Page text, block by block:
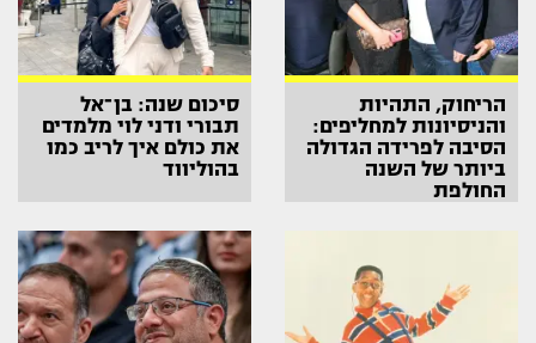
הריחוק, התהיות
והניסיונות למחליפים:
הסיבה לפרידה הגדולה
ביותר של השנה
החולפת
סיכום שנה: בן־אל
תבורי ודני לוי מלמדים
את כולם איך לריב כמו
בהוליווד